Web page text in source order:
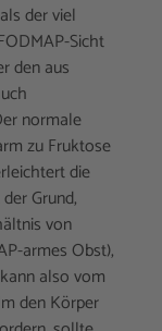
der viel
Sicht
den aus
normale
zu Fruktose
die
Grund,
von
armes Obst),
also vom
den Körper